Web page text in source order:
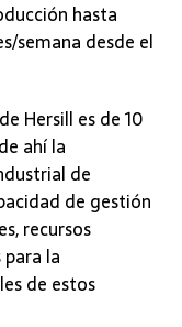
hasta
semana desde el
Hersill es de 10
ahí la
de
de gestión
recursos
la
de estos